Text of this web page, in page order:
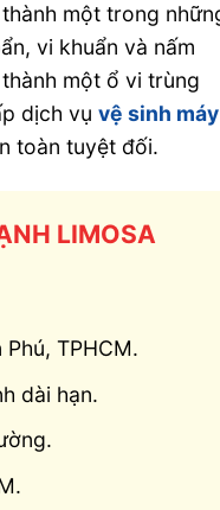
một trong
vi khuẩn và nấm
một ổ vi trùng
dịch vụvệ sinh máy
toàn tuyệt đối.
LIMOSA
TPHCM.
dài hạn.